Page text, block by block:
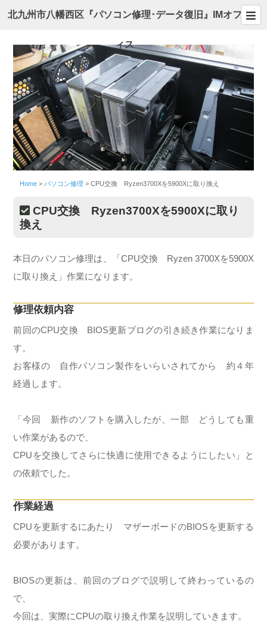
北九州市八幡西区『パソコン修理･データ復旧』IMオフ
ィス
Home > パソコン修理 >CPU交換 Ryzen3700Xを5900Xに取り換え
CPU交換 Ryzen3700Xを5900Xに取り
換え
本日のパソコン修理は、「CPU交換 Ryzen 3700Xを5900X
に取り換え」作業になります。
修理依頼内容
前回のCPU交換 BIOS更新ブログの引き続き作業になりま
す。
お客様の 自作パソコン製作をいらいされてから 約４年
経過します。
「今回 新作のソフトを購入したが、一部 どうしても重
い作業があるので、
CPUを交換してさらに快適に使用できるようにしたい」と
の依頼でした。
作業経過
CPUを更新するにあたり マザーボードのBIOSを更新する
必要があります。
BIOSの更新は、前回のブログで説明して終わっているの
で、
今回は、実際にCPUの取り換え作業を説明していきます。